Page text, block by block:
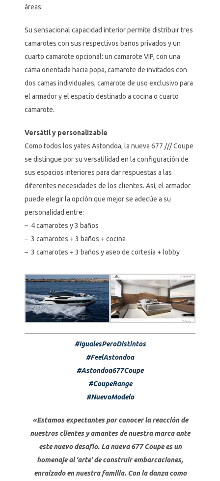
áreas.
Su sensacional capacidad interior permite distribuir tres
camarotes con sus respectivos baños privados y un
cuarto camarote opcional: un camarote VIP, con una
cama orientada hacia popa, camarote de invitados con
dos camas individuales, camarote de uso exclusivo para
el armador y el espacio destinado a cocina o cuarto
camarote.
Versátil y personalizable
Como todos los yates Astondoa, la nueva 677 /// Coupe
se distingue por su versatilidad en la configuración de
sus espacios interiores para dar respuestas a las
diferentes necesidades de los clientes. Así, el armador
puede elegir la opción que mejor se adecúe a su
personalidad entre:
– 4 camarotes y 3 baños
– 3 camarotes + 3 baños + cocina
– 3 camarotes + 3 baños y aseo de cortesía + lobby
#IgualesPeroDistintos
#FeelAstondoa
#Astondoa677Coupe
#CoupeRange
#NuevoModelo
«Estamos expectantes por conocer la reacción de
nuestros clientes y amantes de nuestra marca ante
este nuevo desafío. La nueva 677 Coupe es un
homenaje al ‘arte’ de construir embarcaciones,
enraizado en nuestra familia. Con la danza como